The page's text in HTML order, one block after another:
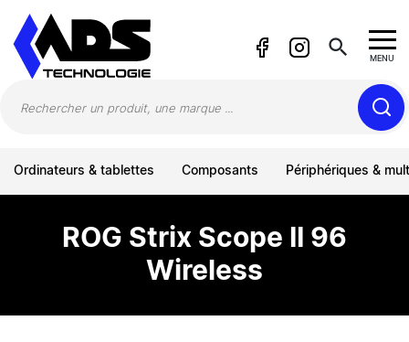
search MENU
Ordinateurs & tablettes Composants Périphériques &
ROG Strix Scope II 96
Wireless